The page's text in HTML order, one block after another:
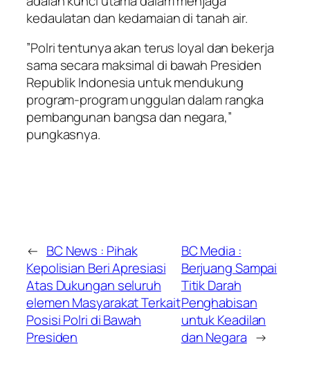
kedaulatan dan kedamaian di tanah air.
​”Polri tentunya akan terus loyal dan bekerja
sama secara maksimal di bawah Presiden
Republik Indonesia untuk mendukung
program-program unggulan dalam rangka
pembangunan bangsa dan negara,”
pungkasnya.
← BC News : Pihak
Kepolisian Beri Apresiasi
Atas Dukungan seluruh
elemen Masyarakat Terkait
Posisi Polri di Bawah
Presiden
BC Media :
Berjuang Sampai
Titik Darah
Penghabisan
untuk Keadilan
dan Negara →